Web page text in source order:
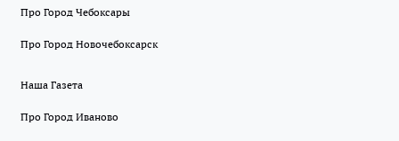
Про Город Чебоксары
Про Город Новочебоксарск
Наша Газета
Про Город Иваново